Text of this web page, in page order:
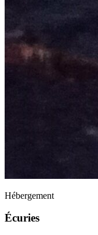
Hébergement
Écuries